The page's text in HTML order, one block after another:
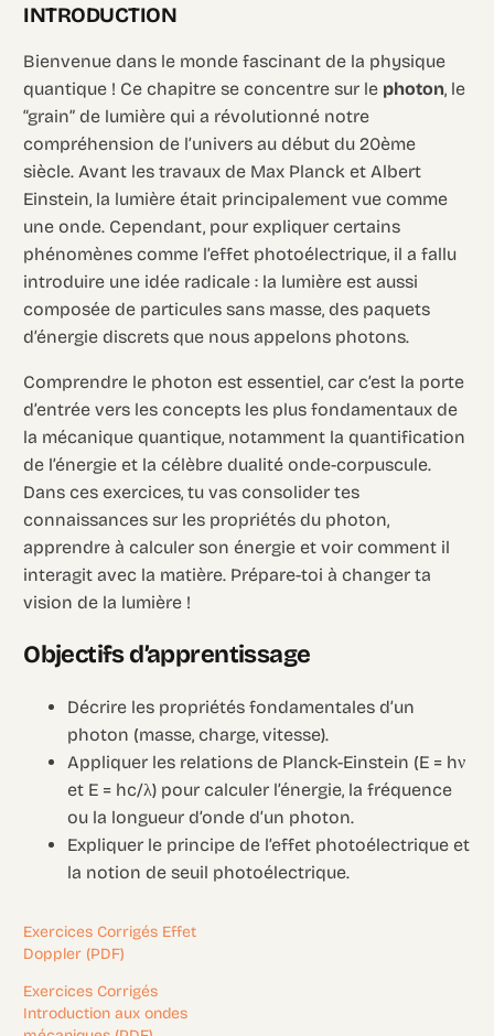
INTRODUCTION
Bienvenue dans le monde fascinant de la physique
quantique ! Ce chapitre se concentre sur le photon, le
“grain” de lumière qui a révolutionné notre
compréhension de l’univers au début du 20ème
siècle. Avant les travaux de Max Planck et Albert
Einstein, la lumière était principalement vue comme
une onde. Cependant, pour expliquer certains
phénomènes comme l’effet photoélectrique, il a fallu
introduire une idée radicale : la lumière est aussi
composée de particules sans masse, des paquets
d’énergie discrets que nous appelons photons.
Comprendre le photon est essentiel, car c’est la porte
d’entrée vers les concepts les plus fondamentaux de
la mécanique quantique, notamment la quantification
de l’énergie et la célèbre dualité onde-corpuscule.
Dans ces exercices, tu vas consolider tes
connaissances sur les propriétés du photon,
apprendre à calculer son énergie et voir comment il
interagit avec la matière. Prépare-toi à changer ta
vision de la lumière !
Objectifs d’apprentissage
Décrire les propriétés fondamentales d’un
photon (masse, charge, vitesse).
Appliquer les relations de Planck-Einstein (E = hν
et E = hc/λ) pour calculer l’énergie, la fréquence
ou la longueur d’onde d’un photon.
Expliquer le principe de l’effet photoélectrique et
la notion de seuil photoélectrique.
Exercices Corrigés Effet
Doppler (PDF)
Exercices Corrigés
Introduction aux ondes